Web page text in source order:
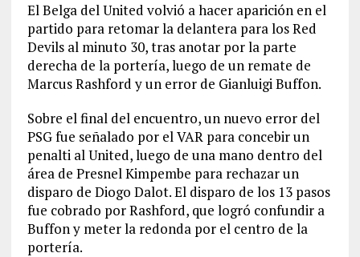
El Belga del United volvió a hacer aparición en el
partido para retomar la delantera para los Red
Devils al minuto 30, tras anotar por la parte
derecha de la portería, luego de un remate de
Marcus Rashford y un error de Gianluigi Buffon.
Sobre el final del encuentro, un nuevo error del
PSG fue señalado por el VAR para concebir un
penalti al United, luego de una mano dentro del
área de Presnel Kimpembe para rechazar un
disparo de Diogo Dalot. El disparo de los 13 pasos
fue cobrado por Rashford, que logró confundir a
Buffon y meter la redonda por el centro de la
portería.